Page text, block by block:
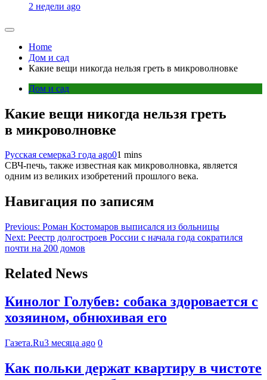
2 недели ago
Home
Дом и сад
Какие вещи никогда нельзя греть в микроволновке
Дом и сад
Какие вещи никогда нельзя греть
в микроволновке
Русская семерка3 года ago01 mins
СВЧ-печь, также известная как микроволновка, является
одним из великих изобретений прошлого века.
Навигация по записям
Previous: Роман Костомаров выписался из больницы
Next: Реестр долгостроев России с начала года сократился
почти на 200 домов
Related News
Кинолог Голубев: собака здоровается с
хозяином, обнюхивая его
Газета.Ru3 месяца ago 0
Как польки держат квартиру в чистоте